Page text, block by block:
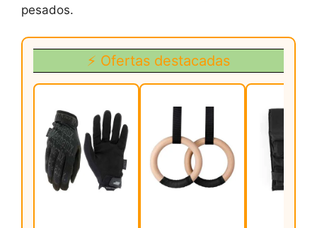
pesados.
⚡ Ofertas destacadas